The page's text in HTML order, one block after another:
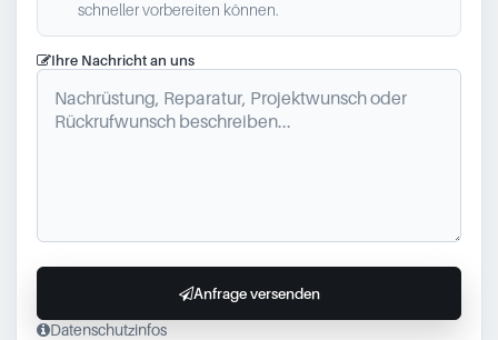
schneller vorbereiten können.
Ihre Nachricht an uns
Datenschutzinfos
Anfrage versenden